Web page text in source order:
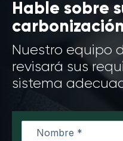
Hable sobre
Nuestro equipo
revisará sus
sistema